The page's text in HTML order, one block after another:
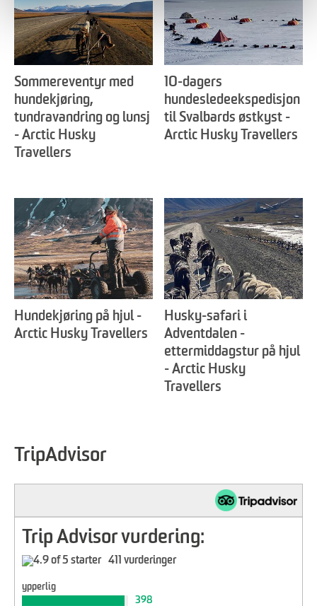
Sommereventyr med
hundekjøring,
tundravandring og lunsj
- Arctic Husky
Travellers
10-dagers
hundesledeekspedisjon
til Svalbards østkyst -
Arctic Husky Travellers
Hundekjøring på hjul -
Arctic Husky Travellers
Husky-safari i
Adventdalen -
ettermiddagstur på hjul
- Arctic Husky
Travellers
TripAdvisor
Trip Advisor vurdering:
411 vurderinger
ypperlig
398